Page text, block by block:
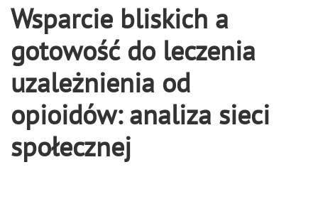
Wsparcie bliskich a
gotowość do leczenia
uzależnienia od
opioidów: analiza sieci
społecznej